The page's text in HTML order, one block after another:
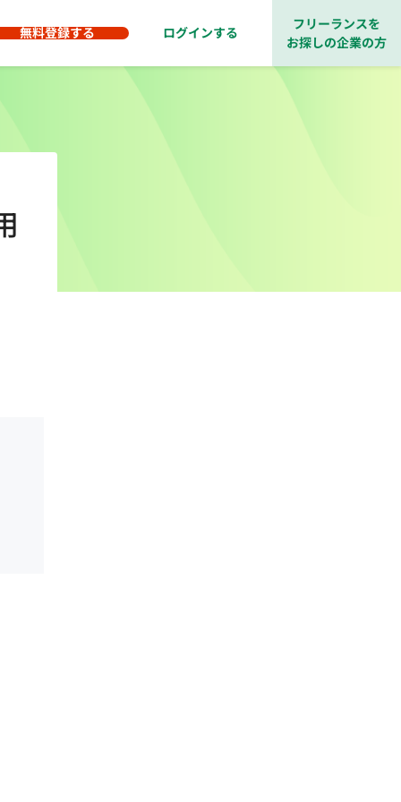
無料登録する ログインする
フリーランスを
お探しの企業の方